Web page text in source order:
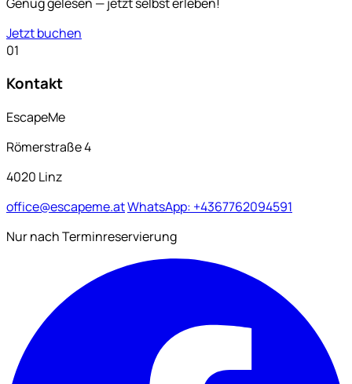
Jetzt buchen
01
Kontakt
EscapeMe
Römerstraße 4
4020 Linz
office@escapeme.atWhatsApp: +4367762094591
Nur nach Terminreservierung